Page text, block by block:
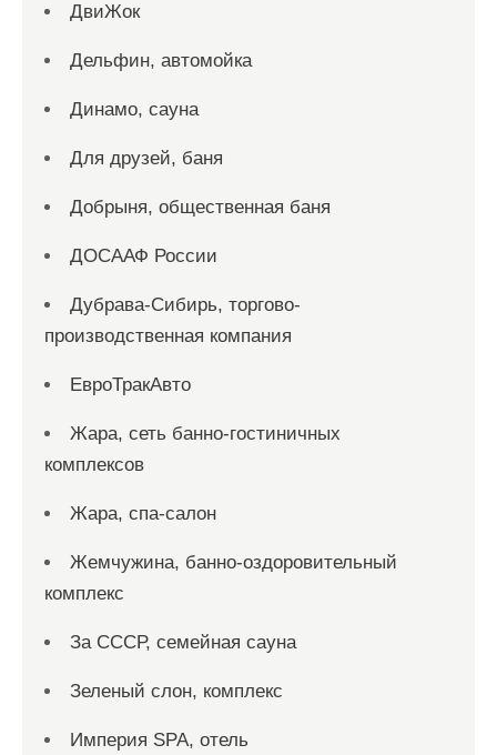
ДвиЖок
Дельфин, автомойка
Динамо, сауна
Для друзей, баня
Добрыня, общественная баня
ДОСААФ России
Дубрава-Сибирь, торгово-
производственная компания
ЕвроТракАвто
Жара, сеть банно-гостиничных
комплексов
Жара, спа-салон
Жемчужина, банно-оздоровительный
комплекс
За СССР, семейная сауна
Зеленый слон, комплекс
Империя SPA, отель